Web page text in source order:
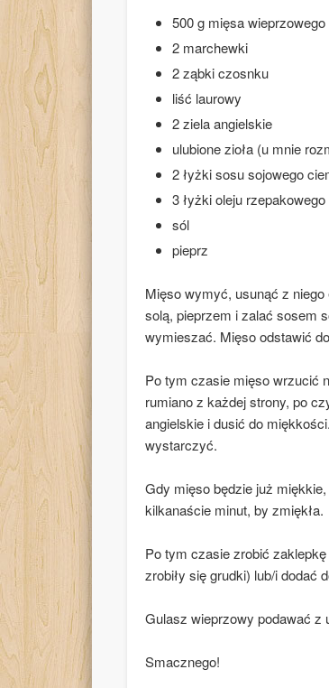
500 g mięsa
2 marchewki
2 ząbki czosnku
liść laurowy
2 ziela angielskie
ulubione zioła (u mnie
2 łyżki sosu sojowego
3 łyżki oleju rzepakowego
sól
pieprz
Mięso wymyć, usunąć z
solą, pieprzem i zalać sosem
wymieszać. Mięso odstawić
Po tym czasie mięso wrzucić
rumiano z każdej strony, po
angielskie i dusić do
wystarczyć.
Gdy mięso będzie już
kilkanaście minut, by zmiękła.
Po tym czasie zrobić
zrobiły się grudki) lub/i dodać
Gulasz wieprzowy podawać z
Smacznego!